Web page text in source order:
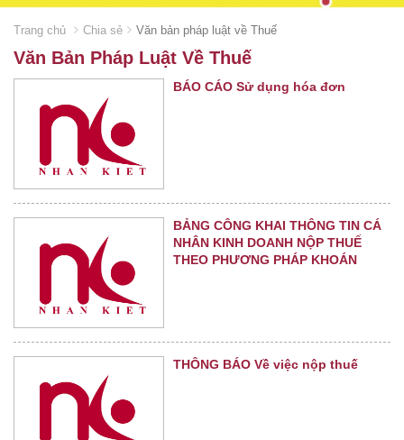
Trang chủ Chia sẻ Văn bản pháp luật về Thuế
Văn Bản Pháp Luật Về Thuế
BÁO CÁO Sử dụng hóa đơn
BẢNG CÔNG KHAI THÔNG TIN CÁ
NHÂN KINH DOANH NỘP THUẾ
THEO PHƯƠNG PHÁP KHOÁN
THÔNG BÁO Về việc nộp thuế